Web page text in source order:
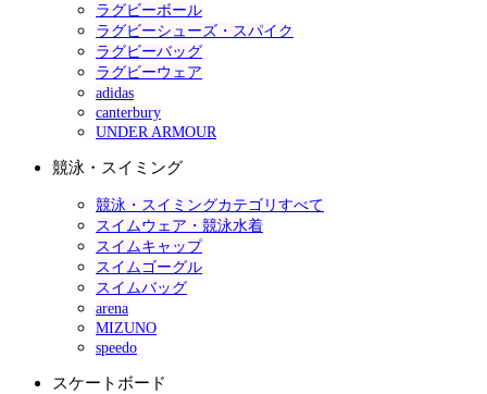
ラグビーボール
ラグビーシューズ・スパイク
ラグビーバッグ
ラグビーウェア
adidas
canterbury
UNDER ARMOUR
競泳・スイミング
競泳・スイミングカテゴリすべて
スイムウェア・競泳水着
スイムキャップ
スイムゴーグル
スイムバッグ
arena
MIZUNO
speedo
スケートボード